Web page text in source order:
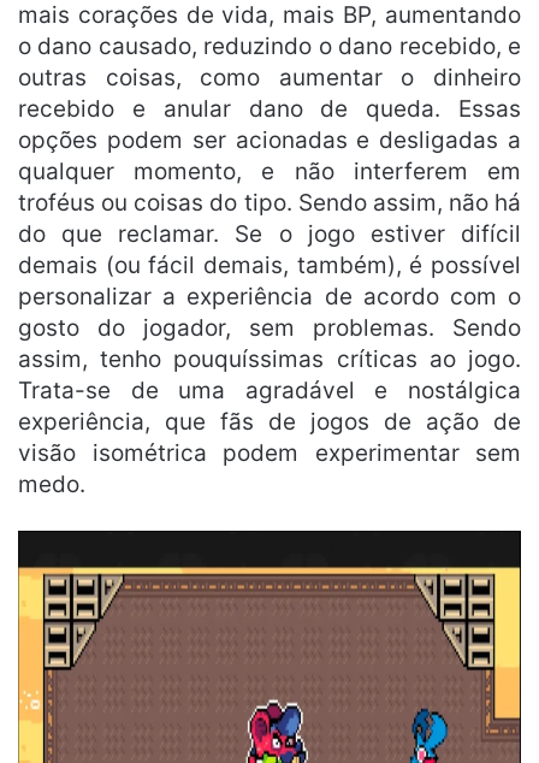
mais corações de vida, mais BP, aumentando
o dano causado, reduzindo o dano recebido, e
outras coisas, como aumentar o dinheiro
recebido e anular dano de queda. Essas
opções podem ser acionadas e desligadas a
qualquer momento, e não interferem em
troféus ou coisas do tipo. Sendo assim, não há
do que reclamar. Se o jogo estiver difícil
demais (ou fácil demais, também), é possível
personalizar a experiência de acordo com o
gosto do jogador, sem problemas. Sendo
assim, tenho pouquíssimas críticas ao jogo.
Trata-se de uma agradável e nostálgica
experiência, que fãs de jogos de ação de
visão isométrica podem experimentar sem
medo.